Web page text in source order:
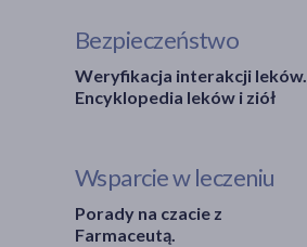
Bezpieczeństwo
Weryfikacja interakcji leków.
Encyklopedia leków i ziół
Wsparcie w leczeniu
Porady na czacie z
Farmaceutą.